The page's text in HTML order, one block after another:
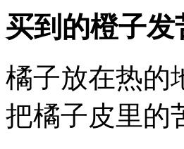
买到的橙子发
橘子放在热的
把橘子皮里的